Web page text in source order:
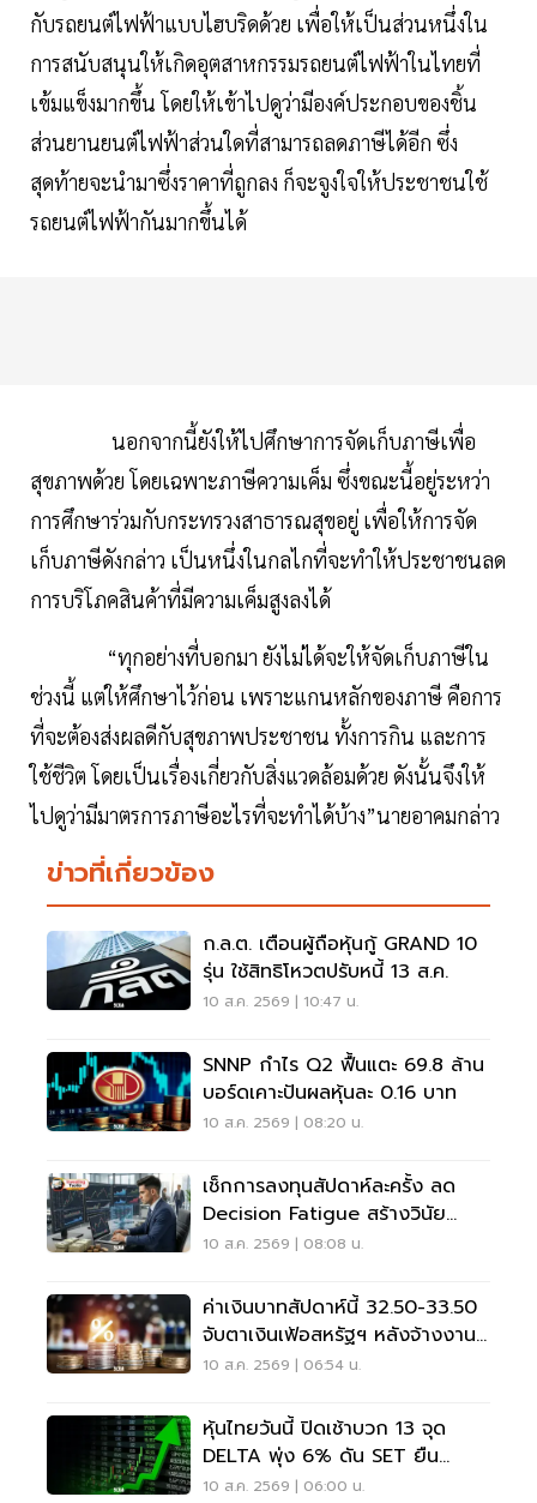
กับรถยนต์ไฟฟ้าแบบไฮบริดด้วย เพื่อให้เป็นส่วนหนึ่งใน
การสนับสนุนให้เกิดอุตสาหกรรมรถยนต์ไฟฟ้าในไทยที่
เข้มแข็งมากขึ้น โดยให้เข้าไปดูว่ามีองค์ประกอบของชิ้น
ส่วนยานยนต์ไฟฟ้าส่วนใดที่สามารถลดภาษีได้อีก ซึ่ง
สุดท้ายจะนำมาซึ่งราคาที่ถูกลง ก็จะจูงใจให้ประชาชนใช้
รถยนต์ไฟฟ้ากันมากขึ้นได้
นอกจากนี้ยังให้ไปศึกษาการจัดเก็บภาษีเพื่อ
สุขภาพด้วย โดยเฉพาะภาษีความเค็ม ซึ่งขณะนี้อยู่ระหว่า
การศึกษาร่วมกับกระทรวงสาธารณสุขอยู่ เพื่อให้การจัด
เก็บภาษีดังกล่าว เป็นหนึ่งในกลไกที่จะทำให้ประชาชนลด
การบริโภคสินค้าที่มีความเค็มสูงลงได้
“ทุกอย่างที่บอกมา ยังไม่ได้จะให้จัดเก็บภาษีใน
ช่วงนี้ แต่ให้ศึกษาไว้ก่อน เพราะแกนหลักของภาษี คือการ
ที่จะต้องส่งผลดีกับสุขภาพประชาชน ทั้งการกิน และการ
ใช้ชีวิต โดยเป็นเรื่องเกี่ยวกับสิ่งแวดล้อมด้วย ดังนั้นจึงให้
ไปดูว่ามีมาตรการภาษีอะไรที่จะทำได้บ้าง”นายอาคมกล่าว
ข่าวที่เกี่ยวข้อง
ก.ล.ต. เตือนผู้ถือหุ้นกู้ GRAND 10
รุ่น ใช้สิทธิโหวตปรับหนี้ 13 ส.ค.
10 ส.ค. 2569 | 10:47 น.
SNNP กำไร Q2 ฟื้นแตะ 69.8 ล้าน
บอร์ดเคาะปันผลหุ้นละ 0.16 บาท
10 ส.ค. 2569 | 08:20 น.
เช็กการลงทุนสัปดาห์ละครั้ง ลด
Decision Fatigue สร้างวินัย
ลงทุน
10 ส.ค. 2569 | 08:08 น.
ค่าเงินบาทสัปดาห์นี้ 32.50-33.50
จับตาเงินเฟ้อสหรัฐฯ หลังจ้างงาน
แผ่ว
10 ส.ค. 2569 | 06:54 น.
หุ้นไทยวันนี้ ปิดเช้าบวก 13 จุด
DELTA พุ่ง 6% ดัน SET ยืน
1,625 จุด
10 ส.ค. 2569 | 06:00 น.